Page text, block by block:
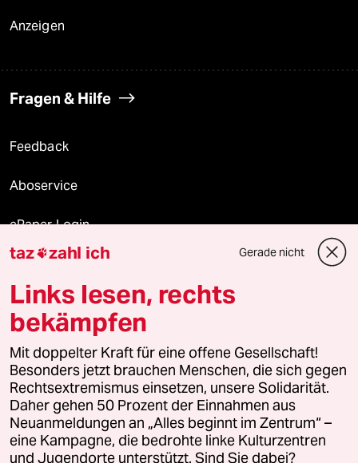
Anzeigen
Fragen & Hilfe
Feedback
Aboservice
ePaper Login
Downloads für Abonnierende
© 2026 taz Verlags und Vertriebs GmbH
Alle Rechte vorbehalten. Bei rechtlichen Fragen oder für Genehmigungen
wenden Sie sich bitte an
lizenzen@taz.de
Feedback Redaktionsstatut Kommune-Richtlinien
Leitlinie Informant Datenschutz Impressum AGB
taz zahl ich Gerade nicht
Links lesen, rechts
bekämpfen
Mit doppelter Kraft für eine offene Gesellschaft!
Besonders jetzt brauchen Menschen, die sich gegen
Rechtsextremismus einsetzen, unsere Solidarität.
Daher gehen 50 Prozent der Einnahmen aus
Neuanmeldungen an „Alles beginnt im Zentrum“ –
eine Kampagne, die bedrohte linke Kulturzentren
und Jugendorte unterstützt. Sind Sie dabei?